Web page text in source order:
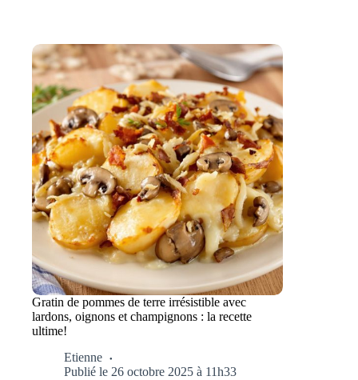
Gratin de pommes de terre irrésistible avec
lardons, oignons et champignons : la recette
ultime!
Etienne
Publié le 26 octobre 2025 à 11h33